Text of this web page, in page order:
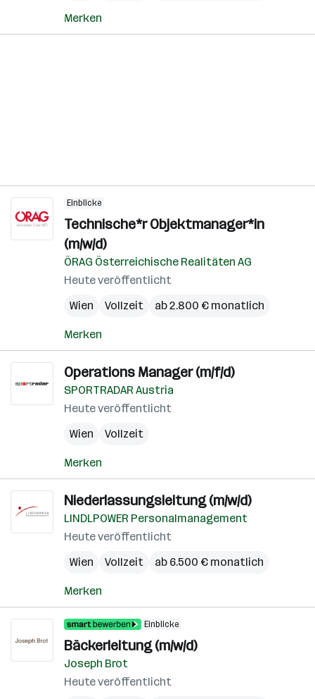
Merken
Einblicke
Technische*r Objektmanager*in
(m/w/d)
ÖRAG Österreichische Realitäten AG
Heute veröffentlicht
Wien
Vollzeit ab 2.800 € monatlich
Merken
Operations Manager (m/f/d)
SPORTRADAR Austria
Heute veröffentlicht
Wien
Vollzeit
Merken
Niederlassungsleitung (m/w/d)
LINDLPOWER Personalmanagement
Heute veröffentlicht
Wien
Vollzeit ab 6.500 € monatlich
Merken
Einblicke
Bäckerleitung (m/w/d)
Joseph Brot
Heute veröffentlicht